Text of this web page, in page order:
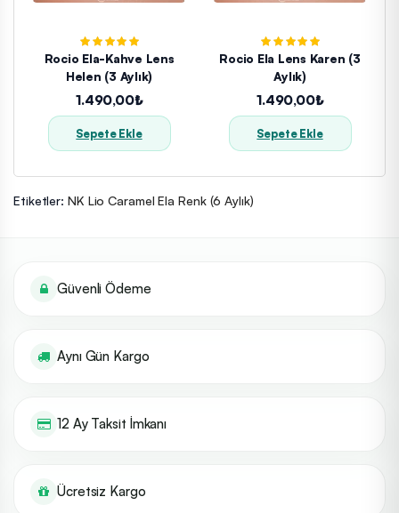
Rocio Ela-Kahve Lens
Helen (3 Aylık)
1.490,00₺
Sepete Ekle
Rocio Ela Lens Karen (3
Aylık)
1.490,00₺
Sepete Ekle
Etiketler: NK Lio Caramel Ela Renk (6 Aylık)
Güvenli Ödeme
Aynı Gün Kargo
12 Ay Taksit İmkanı
Ücretsiz Kargo